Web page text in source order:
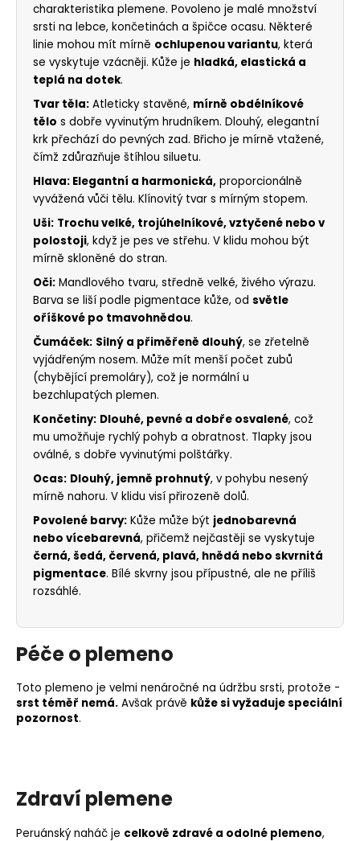
charakteristika plemene. Povoleno je malé množství
srsti na lebce, končetinách a špičce ocasu. Některé
linie mohou mít mírně ochlupenou variantu, která
se vyskytuje vzácněji. Kůže je hladká, elastická a
teplá na dotek.
Tvar těla: Atleticky stavěné, mírně obdélníkové
tělo s dobře vyvinutým hrudníkem. Dlouhý, elegantní
krk přechází do pevných zad. Břicho je mírně vtažené,
čímž zdůrazňuje štíhlou siluetu.
Hlava: Elegantní a harmonická, proporcionálně
vyvážená vůči tělu. Klínovitý tvar s mírným stopem.
Uši: Trochu velké, trojúhelníkové, vztyčené nebo v
polostoji, když je pes ve střehu. V klidu mohou být
mírně skloněné do stran.
Oči: Mandlového tvaru, středně velké, živého výrazu.
Barva se liší podle pigmentace kůže, od světle
oříškové po tmavohnědou.
Čumáček: Silný a přiměřeně dlouhý, se zřetelně
vyjádřeným nosem. Může mít menší počet zubů
(chybějící premoláry), což je normální u
bezchlupatých plemen.
Končetiny: Dlouhé, pevné a dobře osvalené, což
mu umožňuje rychlý pohyb a obratnost. Tlapky jsou
oválné, s dobře vyvinutými polštářky.
Ocas: Dlouhý, jemně prohnutý, v pohybu nesený
mírně nahoru. V klidu visí přirozeně dolů.
Povolené barvy: Kůže může být jednobarevná
nebo vícebarevná, přičemž nejčastěji se vyskytuje
černá, šedá, červená, plavá, hnědá nebo skvrnitá
pigmentace. Bílé skvrny jsou přípustné, ale ne příliš
rozsáhlé.
Péče o plemeno
Toto plemeno je velmi nenáročné na údržbu srsti, protože -
srst téměř nemá. Avšak právě kůže si vyžaduje speciální
pozornost.
Zdraví plemene
Peruánský naháč je celkově zdravé a odolné plemeno,